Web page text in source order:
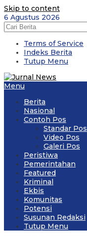
Skip to content
6 Agustus 2026
Terms of Service
Indeks Berita
Tutup Menu
Menu
Berita
Nasional
Contoh Pos
Standar Pos
Video Pos
Galeri Pos
Peristiwa
Pemerintahan
Featured
Kriminal
Ekbis
Komunitas
Potensi
Susunan Redaksi
Tutup Menu